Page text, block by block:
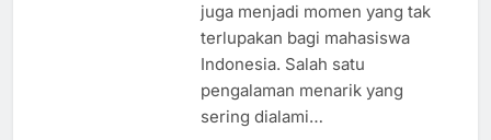
juga menjadi momen yang tak
terlupakan bagi mahasiswa
Indonesia. Salah satu
pengalaman menarik yang
sering dialami…